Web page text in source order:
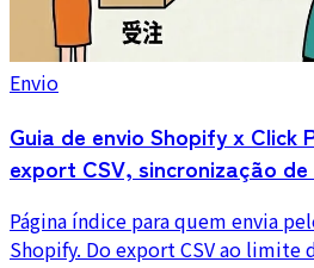
Envio
Guia de envio Shopify x Click
export CSV, sincronização
Página índice para quem envia
Shopify. Do export CSV ao limite